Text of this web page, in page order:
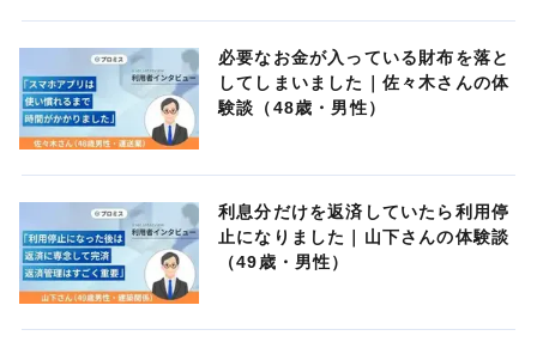
必要なお金が入っている財布を落と
してしまいました｜佐々木さんの体
験談（48歳・男性）
利息分だけを返済していたら利用停
止になりました｜山下さんの体験談
（49歳・男性）